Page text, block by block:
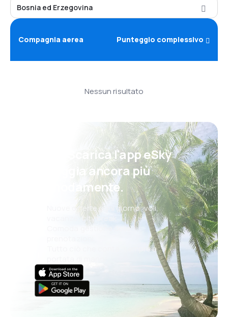
Bosnia ed Erzegovina
Compagnia aerea Punteggio complessivo
Nessun risultato
Psst! Scarica l'app eSky
e viaggia ancora più
comodamente.
Nuove offerte ogni giorno: voli,
vacanze, city break
Comoda gestione delle
Tutto ciò che conta, sempre a